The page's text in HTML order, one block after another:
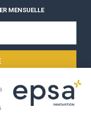
MENSUELLE